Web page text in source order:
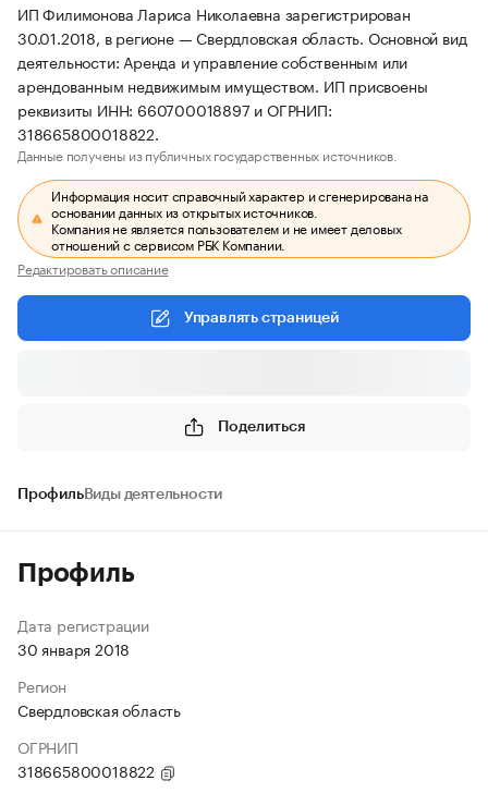
ИП Филимонова Лариса Николаевна зарегистрирован
30.01.2018, в регионе — Свердловская область. Основной вид
деятельности: Аренда и управление собственным или
арендованным недвижимым имуществом. ИП присвоены
реквизиты ИНН: 660700018897 и ОГРНИП:
318665800018822.
Данные получены из публичных государственных источников.
Информация носит справочный характер и сгенерирована на
основании данных из открытых источников.
Компания не является пользователем и не имеет деловых
отношений с сервисом РБК Компании.
Редактировать описание
Управлять страницей
Поделиться
ПрофильВиды деятельности
Профиль
Дата регистрации
30 января 2018
Регион
Свердловская область
ОГРНИП
318665800018822